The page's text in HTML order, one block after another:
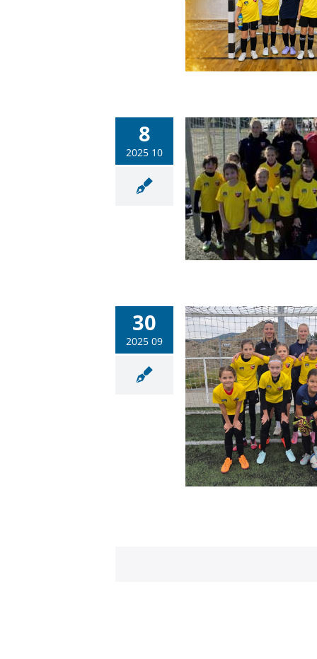
8
2025 10
és fegyelmezett játékkal
a PSN–PMFC fiataljai
30
2025 09